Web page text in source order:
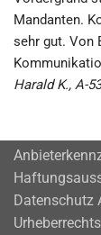
Mandanten.
sehr gut. Von
Harald K., A-
Datenschutz